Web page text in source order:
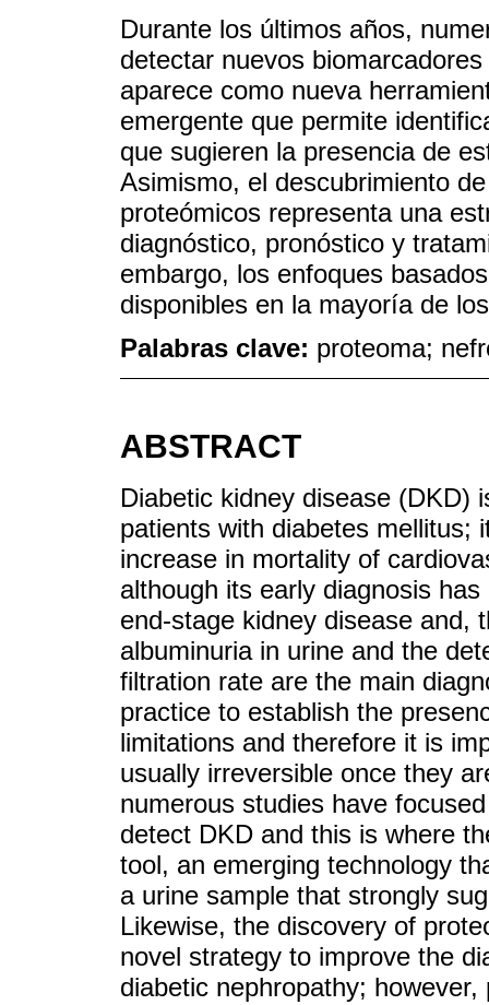
Durante los últimos años,
detectar nuevos
aparece como nueva
emergente que permite
que sugieren la presencia de
Asimismo, el descubrimiento
proteómicos representa una
diagnóstico, pronóstico y
embargo, los enfoques
disponibles en la mayoría de
Palabras clave: proteoma;
ABSTRACT
Diabetic kidney disease (DKD)
patients with diabetes mellitus;
increase in mortality of
although its early diagnosis
end-stage kidney disease and,
albuminuria in urine and the
filtration rate are the main
practice to establish the
limitations and therefore it is
usually irreversible once they
numerous studies have
detect DKD and this is where
tool, an emerging technology
a urine sample that strongly
Likewise, the discovery of
novel strategy to improve the
diabetic nephropathy;